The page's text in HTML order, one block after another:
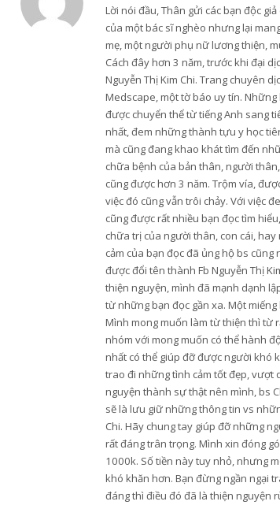
Lời nói đầu, Thân gửi các bạn độc
của một bác sĩ nghèo nhưng lại
mẹ, một người phụ nữ lương thiện,
Cách đây hơn 3 năm, trước khi đại
Nguyễn Thị Kim Chi. Trang chuyên
Medscape, một tờ báo uy tín.
được chuyển thể từ tiếng Anh sang
nhất, đem những thành tựu y học
mà cũng đang khao khát tìm đến
chữa bệnh của bản thân, người
cũng được hơn 3 năm. Trộm vía,
việc đó cũng vẫn trôi chảy. Với việc
cũng được rất nhiều bạn đọc tìm
chữa trị của người thân, con cái,
cảm của bạn đọc đã ủng hộ bs
được đổi tên thành Fb Nguyễn Thị
thiện nguyện, mình đã mạnh dạnh
từ những bạn đọc gần xa. Một
Mình mong muốn làm từ thiện thì từ
nhóm với mong muốn có thể hành
nhất có thể giúp đỡ được người khó
trao đi những tình cảm tốt đẹp, vượt
nguyện thành sự thật nên mình, bs
sẽ là lưu giữ những thông tin vs
Chi. Hãy chung tay giúp đỡ những
rất đáng trân trọng. Mình xin đóng
1000k. Số tiền này tuy nhỏ, nhưng
khó khăn hơn. Bạn đừng ngần ngại
đáng thì điều đó đã là thiện nguyện